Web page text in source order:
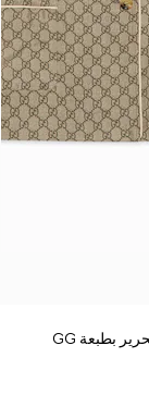
قميص من الحرير بطبعة GG